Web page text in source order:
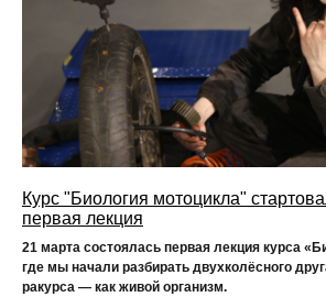
Курс "Биология мотоцикла"
первая лекция
21 марта состоялась первая лекция курса
где мы начали разбирать двухколёсного
ракурса — как живой организм.